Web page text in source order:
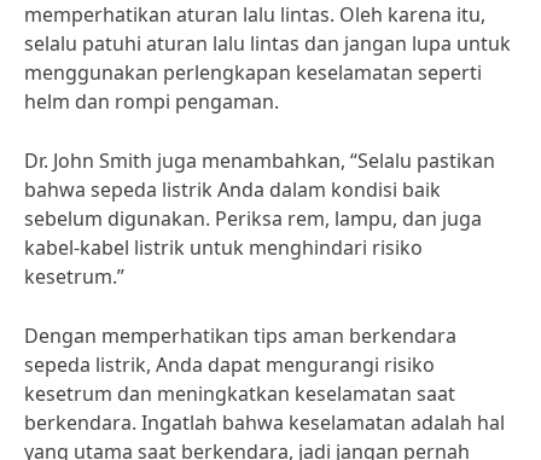
memperhatikan aturan lalu lintas. Oleh karena itu,
selalu patuhi aturan lalu lintas dan jangan lupa untuk
menggunakan perlengkapan keselamatan seperti
helm dan rompi pengaman.
Dr. John Smith juga menambahkan, “Selalu pastikan
bahwa sepeda listrik Anda dalam kondisi baik
sebelum digunakan. Periksa rem, lampu, dan juga
kabel-kabel listrik untuk menghindari risiko
kesetrum.”
Dengan memperhatikan tips aman berkendara
sepeda listrik, Anda dapat mengurangi risiko
kesetrum dan meningkatkan keselamatan saat
berkendara. Ingatlah bahwa keselamatan adalah hal
yang utama saat berkendara, jadi jangan pernah